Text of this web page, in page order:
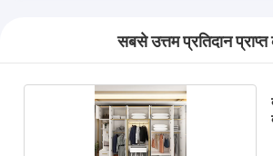
सबसे उत्तम प्रतिदान